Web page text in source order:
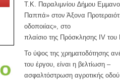
Τ.Κ. Παραλιµνίου ∆ήµου
Παππά» στον Άξονα
οδοποιίας», στο
πλαίσιο της Πρόσκλησης IV
Το ύψος της χρηματοδότησης
του έργου, είναι η βελτίωση –
ασφαλτόστρωση αγροτικής